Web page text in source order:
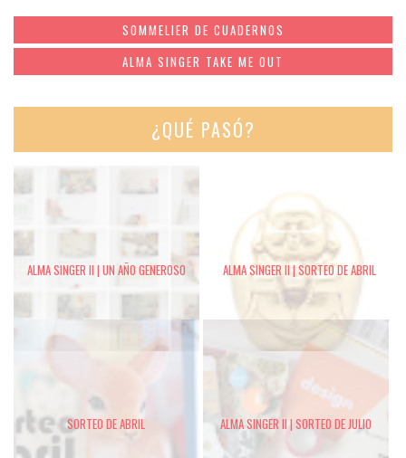
SOMMELIER DE CUADERNOS
ALMA SINGER TAKE ME OUT
¿QUÉ PASÓ?
ALMA SINGER II | UN AÑO GENEROSO ALMA SINGER II | SORTEO DE ABRIL
SORTEO DE ABRIL ALMA SINGER II | SORTEO DE JULIO